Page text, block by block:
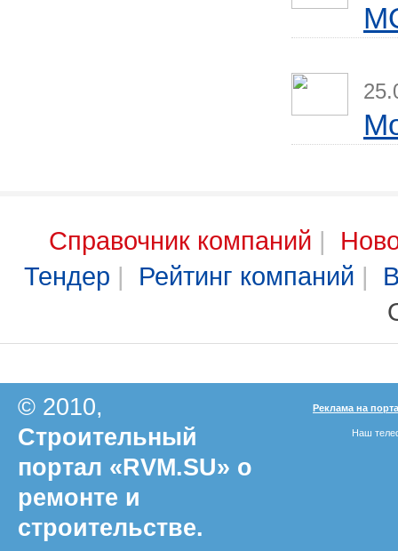
Справочник компаний |
Тендер | Рейтинг компаний |
© 2010,
Строительный
портал «RVM.SU» о
ремонте и
строительстве.
Реклама на
Наш